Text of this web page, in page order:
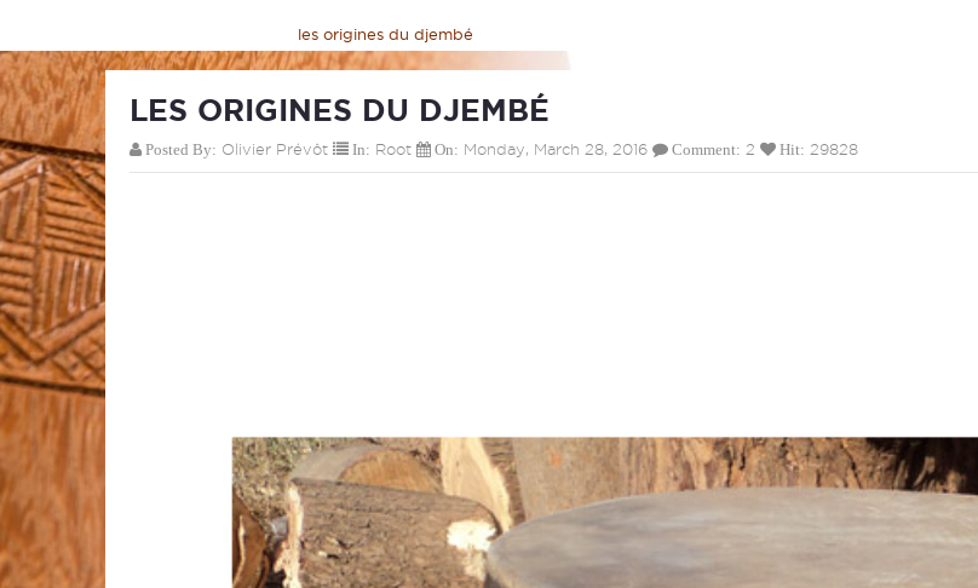
les origines du djembé
LES ORIGINES DU DJEMBÉ
Posted By: Olivier Prévôt In: Root On: Monday, March 28, 2016 Comment: 2 Hit: 29828